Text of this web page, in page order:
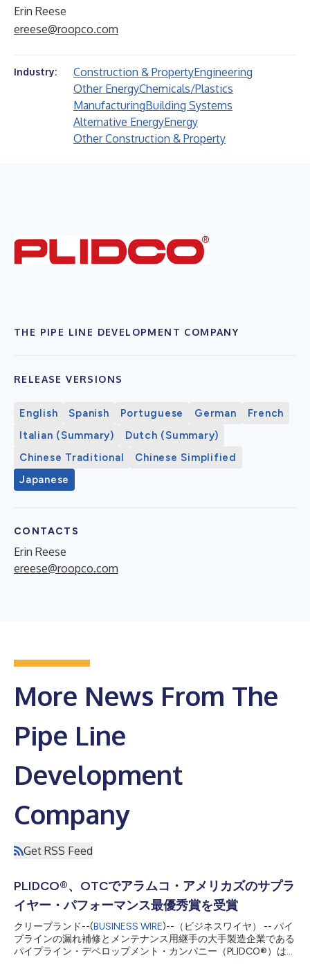
Erin Reese
ereese@roopco.com
Industry: Construction & PropertyEngineering
Other EnergyChemicals/Plastics
ManufacturingBuilding Systems
Alternative EnergyEnergy
Other Construction & Property
THE PIPE LINE DEVELOPMENT COMPANY
RELEASE VERSIONS
English Spanish Portuguese German
French
Italian (Summary)
Dutch (Summary)
Chinese Traditional
Chinese Simplified
Japanese
CONTACTS
Erin Reese
ereese@roopco.com
More News From The
Pipe Line
Development
Company
Get RSS Feed
PLIDCO®、OTCでアラムコ・アメリカズのサプラ
イヤー・パフォーマンス最優秀賞を受賞
クリーブランド--(BUSINESS WIRE)--（ビジネスワイヤ） -- パイ
プラインの漏れ補修とメンテナンス用継手の大手製造企業である
パイプライン・デベロップメント・カンパニー（PLIDCO®）は、